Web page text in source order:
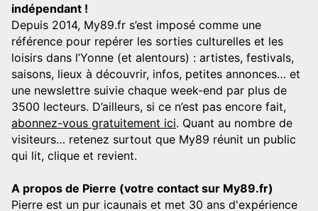
indépendant !
Depuis 2014, My89.fr s’est imposé comme une
référence pour repérer les sorties culturelles et les
loisirs dans l’Yonne (et alentours) : artistes, festivals,
saisons, lieux à découvrir, infos, petites annonces… et
une newslettre suivie chaque week-end par plus de
3500 lecteurs. D’ailleurs, si ce n’est pas encore fait,
abonnez-vous gratuitement ici. Quant au nombre de
visiteurs… retenez surtout que My89 réunit un public
qui lit, clique et revient.
A propos de Pierre (votre contact sur My89.fr)
Pierre est un pur icaunais et met 30 ans d'expérience